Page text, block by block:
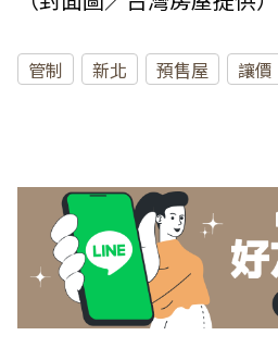
管制 新北 預售屋 讓價